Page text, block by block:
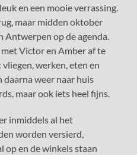
en een mooie verrassing.
maar midden oktober
Antwerpen op de agenda.
Victor en Amber af te
werken, eten en
daarna weer naar huis
maar ook iets heel fijns.
inmiddels al het
worden versierd,
en de winkels staan